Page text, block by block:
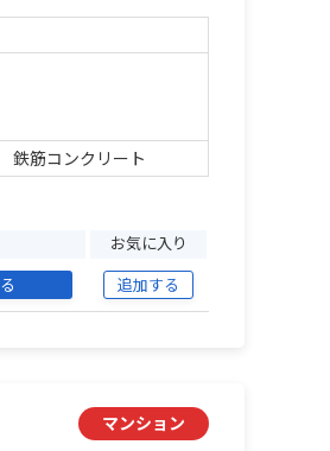
鉄筋コンクリート
お気に入り
追加する
マンション